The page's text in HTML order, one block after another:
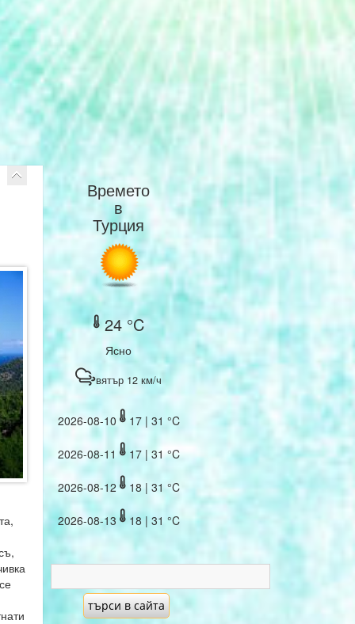
Времето
в
Турция
24 °C
Ясно
вятър 12 км/ч
2026-08-10 17 | 31 °C
2026-08-11 17 | 31 °C
2026-08-12 18 | 31 °C
2026-08-13 18 | 31 °C